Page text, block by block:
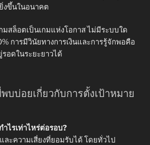
งขึ้นในอนาคต
มสล็อตเป็นเกมแห่งโอกาส ไม่มีระบบใด
การมีวินัยทางการเงินและการรู้จักพอคือ
อดในระยะยาวได้
บบ่อยเกี่ยวกับการตั้งเป้าหมาย
ำไรเท่าไหร่ต่อรอบ?
ละความเสี่ยงที่ยอมรับได้ โดยทั่วไป